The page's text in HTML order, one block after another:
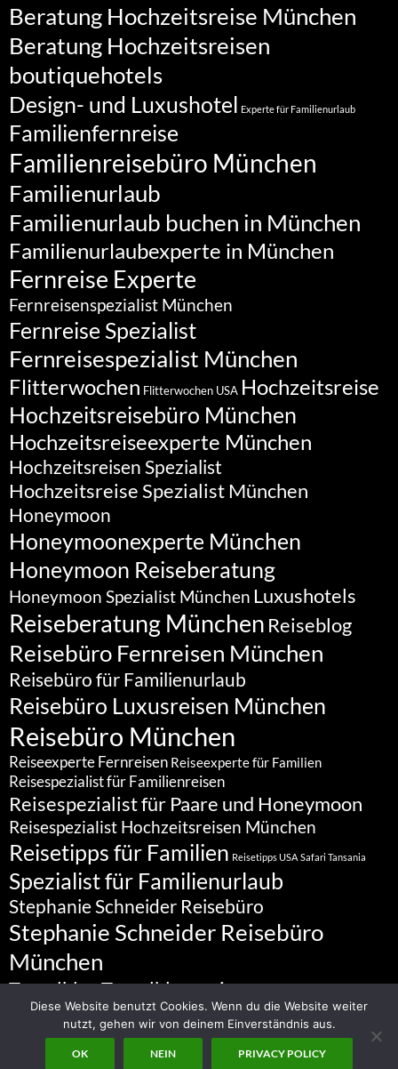
Beratung Hochzeitsreise München
Beratung Hochzeitsreisen
boutiquehotels
Design- und Luxushotel Experte für Familienurlaub
Familienfernreise
Familienreisebüro München
Familienurlaub
Familienurlaub buchen in München
Familienurlaubexperte in München
Fernreise Experte
Fernreisenspezialist München
Fernreise Spezialist
Fernreisespezialist München
Flitterwochen Flitterwochen USA Hochzeitsreise
Hochzeitsreisebüro München
Hochzeitsreiseexperte München
Hochzeitsreisen Spezialist
Hochzeitsreise Spezialist München
Honeymoon
Honeymoonexperte München
Honeymoon Reiseberatung
Honeymoon Spezialist München Luxushotels
Reiseberatung München Reiseblog
Reisebüro Fernreisen München
Reisebüro für Familienurlaub
Reisebüro Luxusreisen München
Reisebüro München
Reiseexperte Fernreisen Reiseexperte für Familien
Reisespezialist für Familienreisen
Reisespezialist für Paare und Honeymoon
Reisespezialist Hochzeitsreisen München
Reisetipps für Familien Reisetipps USA Safari Tansania
Spezialist für Familienurlaub
Stephanie Schneider Reisebüro
Stephanie Schneider Reisebüro
München
TravelblogTravelbloggerin
Diese Website benutzt Cookies. Wenn du die Website weiter
nutzt, gehen wir von deinem Einverständnis aus.
OK NEIN PRIVACY POLICY